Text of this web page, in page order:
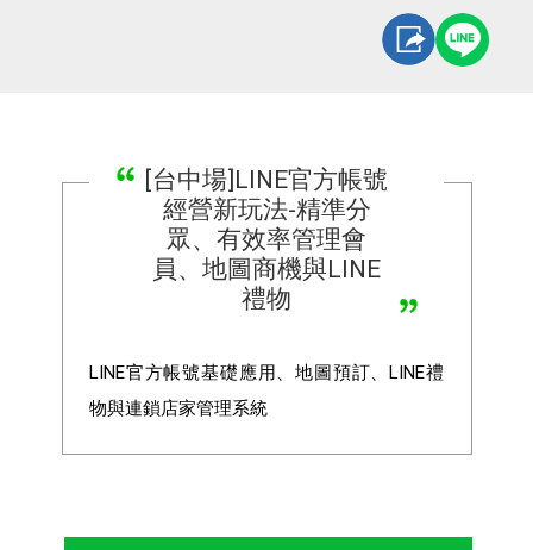
[台中場]LINE官方帳號
經營新玩法-精準分
眾、有效率管理會
員、地圖商機與LINE
禮物
LINE官方帳號基礎應用、地圖預訂、LINE禮
物與連鎖店家管理系統